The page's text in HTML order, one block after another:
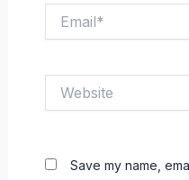
Save my name,